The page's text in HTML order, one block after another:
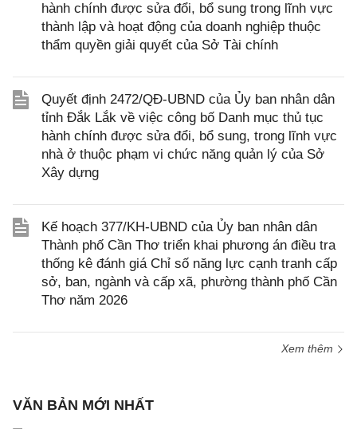
hành chính được sửa đổi, bổ sung trong lĩnh vực
thành lập và hoạt động của doanh nghiệp thuộc
thẩm quyền giải quyết của Sở Tài chính
Quyết định 2472/QĐ-UBND của Ủy ban nhân dân
tỉnh Đắk Lắk về việc công bố Danh mục thủ tục
hành chính được sửa đổi, bổ sung, trong lĩnh vực
nhà ở thuộc phạm vi chức năng quản lý của Sở
Xây dựng
Kế hoạch 377/KH-UBND của Ủy ban nhân dân
Thành phố Cần Thơ triển khai phương án điều tra
thống kê đánh giá Chỉ số năng lực cạnh tranh cấp
sở, ban, ngành và cấp xã, phường thành phố Cần
Thơ năm 2026
Xem thêm
VĂN BẢN MỚI NHẤT